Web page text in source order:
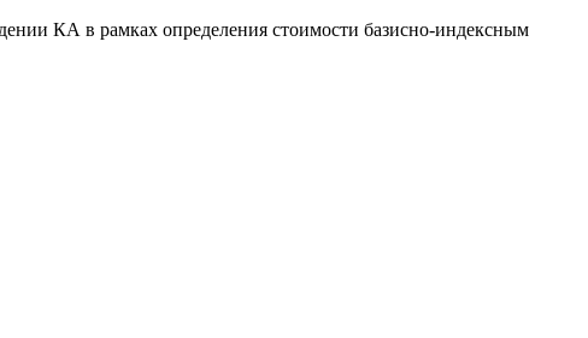
КА в рамках определения стоимости базисно-индексным